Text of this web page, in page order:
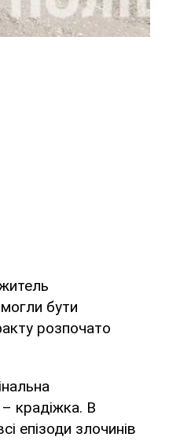
бути
розпочато
– крадіжка. В
епізоди злочинів